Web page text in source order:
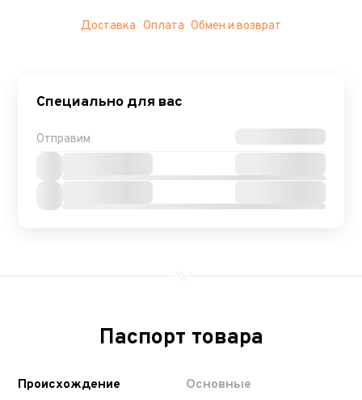
Доставка Оплата Обмен и возврат
Специально для вас
Отправим
Паспорт товара
Происхождение Основные